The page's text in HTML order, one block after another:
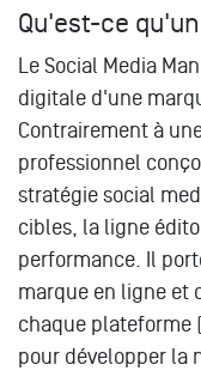
Qu'est-ce
Le Social Media
digitale d'une
Contrairement à
professionnel
stratégie social
cibles, la ligne
performance. Il
marque en ligne et
chaque plateforme
pour développer la